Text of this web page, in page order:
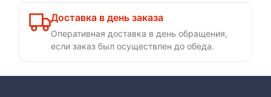
Доставка в день заказа
Оперативная доставка в день обращения,
если заказ был осуществлен до обеда.